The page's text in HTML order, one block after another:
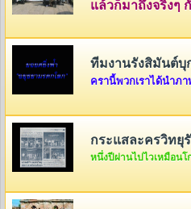
ทีมงานรังสิมันต์บุกงานยอ
กระแสละครวิทยุรัง